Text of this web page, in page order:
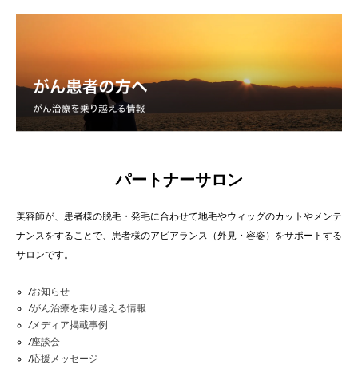
パートナーサロン
美容師が、患者様の脱毛・発毛に合わせて地毛やウィッグのカットやメンテ
ナンスをすることで、患者様のアピアランス（外見・容姿）をサポートする
サロンです。
/お知らせ
/がん治療を乗り越える情報
/メディア掲載事例
/座談会
/応援メッセージ